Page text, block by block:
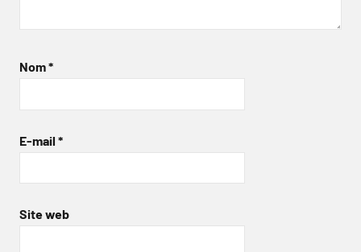
Nom*
E-mail *
Site web